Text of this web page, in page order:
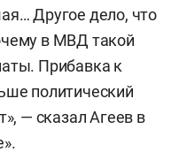
Другое дело, что
в МВД такой
Прибавка к
политический
— сказал Агеев в